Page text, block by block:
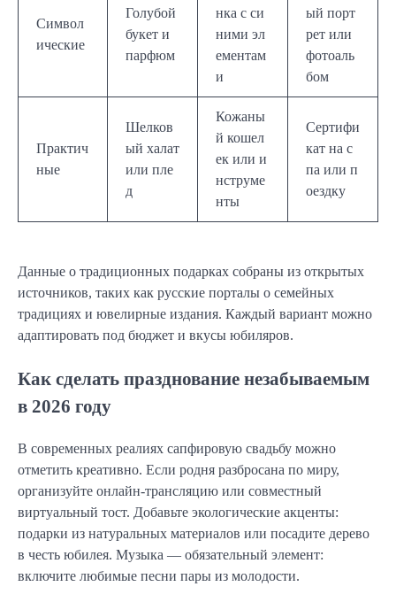
Символ
ические
Голубой
букет и
парфюм
нка с си
ними эл
ементам
и
ый порт
рет или
фотоаль
бом
Практич
ные
Шелков
ый халат
или пле
д
Кожаны
й кошел
ек или и
нструме
нты
Сертифи
кат на с
па или п
оездку
Данные о традиционных подарках собраны из открытых
источников, таких как русские порталы о семейных
традициях и ювелирные издания. Каждый вариант можно
адаптировать под бюджет и вкусы юбиляров.
Как сделать празднование незабываемым
в 2026 году
В современных реалиях сапфировую свадьбу можно
отметить креативно. Если родня разбросана по миру,
организуйте онлайн-трансляцию или совместный
виртуальный тост. Добавьте экологические акценты:
подарки из натуральных материалов или посадите дерево
в честь юбилея. Музыка — обязательный элемент:
включите любимые песни пары из молодости.